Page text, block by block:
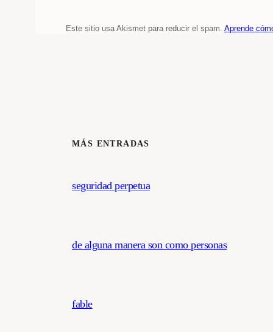
Este sitio usa Akismet para reducir el spam. Aprende
MÁS ENTRADAS
seguridad perpetua
de alguna manera son como personas
fable